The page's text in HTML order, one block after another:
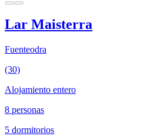
Lar Maisterra
Fuenteodra
(30)
Alojamiento entero
8 personas
5 dormitorios